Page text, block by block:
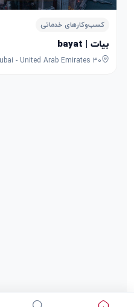
کسب‌وکارهای خدماتی
بیات | bayat